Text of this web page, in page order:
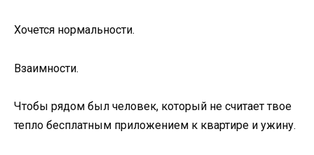
Хочется нормальности.
Взаимности.
Чтобы рядом был человек, который не считает твое
тепло бесплатным приложением к квартире и ужину.